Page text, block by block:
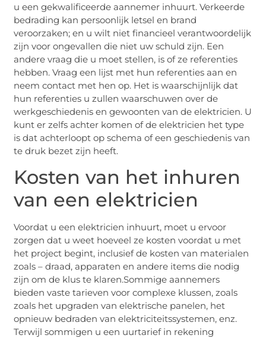
u een gekwalificeerde aannemer inhuurt. Verkeerde
bedrading kan persoonlijk letsel en brand
veroorzaken; en u wilt niet financieel verantwoordelijk
zijn voor ongevallen die niet uw schuld zijn. Een
andere vraag die u moet stellen, is of ze referenties
hebben. Vraag een lijst met hun referenties aan en
neem contact met hen op. Het is waarschijnlijk dat
hun referenties u zullen waarschuwen over de
werkgeschiedenis en gewoonten van de elektricien. U
kunt er zelfs achter komen of de elektricien het type
is dat achterloopt op schema of een geschiedenis van
te druk bezet zijn heeft.
Kosten van het inhuren
van een elektricien
Voordat u een elektricien inhuurt, moet u ervoor
zorgen dat u weet hoeveel ze kosten voordat u met
het project begint, inclusief de kosten van materialen
zoals – draad, apparaten en andere items die nodig
zijn om de klus te klaren.Sommige aannemers
bieden vaste tarieven voor complexe klussen, zoals
zoals het upgraden van elektrische panelen, het
opnieuw bedraden van elektriciteitssystemen, enz.
Terwijl sommigen u een uurtarief in rekening